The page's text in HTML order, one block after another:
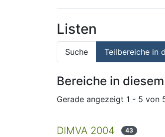
Listen
Suche Teilbereiche in
Bereiche in
Gerade angezeigt 1 - 5 von
DIMVA 2004 43